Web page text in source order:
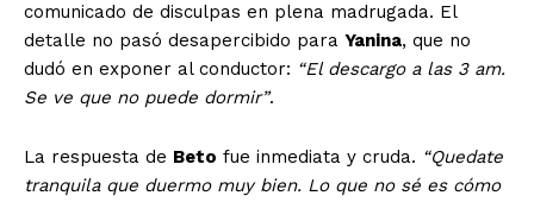
comunicado de disculpas en plena madrugada. El
detalle no pasó desapercibido para Yanina, que no
dudó en exponer al conductor: “El descargo a las 3 am.
Se ve que no puede dormir”.
La respuesta de Beto fue inmediata y cruda. “Quedate
tranquila que duermo muy bien. Lo que no sé es cómo